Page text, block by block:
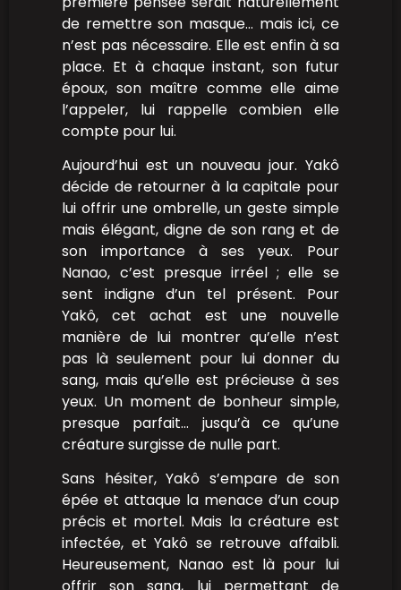
de remettre son masque… mais ici, ce
n’est pas nécessaire. Elle est enfin à sa
place. Et à chaque instant, son futur
époux, son maître comme elle aime
l’appeler, lui rappelle combien elle
compte pour lui.
Aujourd’hui est un nouveau jour. Yakô
décide de retourner à la capitale pour
lui offrir une ombrelle, un geste simple
mais élégant, digne de son rang et de
son importance à ses yeux. Pour
Nanao, c’est presque irréel ; elle se
sent indigne d’un tel présent. Pour
Yakô, cet achat est une nouvelle
manière de lui montrer qu’elle n’est
pas là seulement pour lui donner du
sang, mais qu’elle est précieuse à ses
yeux. Un moment de bonheur simple,
presque parfait… jusqu’à ce qu’une
créature surgisse de nulle part.
Sans hésiter, Yakô s’empare de son
épée et attaque la menace d’un coup
précis et mortel. Mais la créature est
infectée, et Yakô se retrouve affaibli.
Heureusement, Nanao est là pour lui